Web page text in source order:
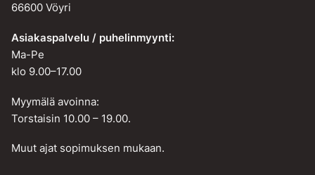
66600 Vöyri
Asiakaspalvelu / puhelinmyynti:
Ma-Pe
klo 9.00–17.00
Myymälä avoinna:
Torstaisin 10.00 – 19.00.
Muut ajat sopimuksen mukaan.